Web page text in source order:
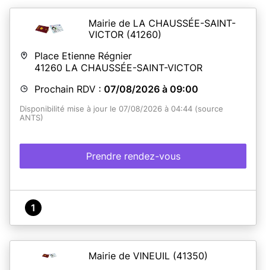
Mairie de LA CHAUSSÉE-SAINT-
VICTOR (41260)
Place Etienne Régnier
41260 LA CHAUSSÉE-SAINT-VICTOR
Prochain RDV : 07/08/2026 à 09:00
Disponibilité mise à jour le 07/08/2026 à 04:44 (source
ANTS)
Prendre rendez-vous
1
Mairie de VINEUIL (41350)